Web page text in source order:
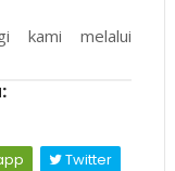
kami melalui
Twitter